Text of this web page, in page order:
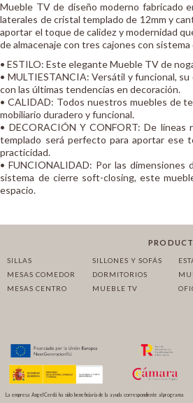
Mueble TV de diseño moderno fabricado
laterales de cristal templado de 12mm y
aportar el toque de calidez y modernidad
de almacenaje con tres cajones con
• ESTILO: Este elegante Mueble TV de
• MULTIESTANCIA: Versátil y funcional,
con las últimas tendencias en decoración.
• CALIDAD: Todos nuestros muebles de
mobiliario duradero y funcional.
• DECORACIÓN Y CONFORT: De
templado será perfecto para aportar ese
practicidad.
• FUNCIONALIDAD: Por las
sistema de cierre soft-closing, este
espacio.
SILLAS
MESAS COMEDOR
MESAS CENTRO
SILLONES Y SOFÁS
DORMITORIOS
MUEBLE TV
La empresa Angel Cerdá ha sido beneficiaria de la ayuda correspondiente al programa